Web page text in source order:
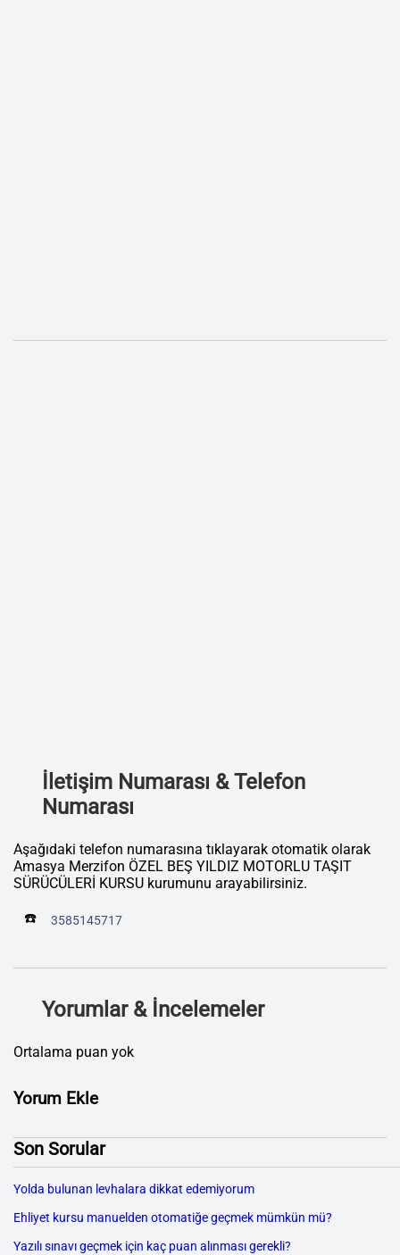
İletişim Numarası & Telefon
Numarası
Aşağıdaki telefon numarasına tıklayarak otomatik olarak
Amasya Merzifon ÖZEL BEŞ YILDIZ MOTORLU TAŞIT
SÜRÜCÜLERİ KURSU kurumunu arayabilirsiniz.
☎️ 3585145717
Yorumlar & İncelemeler
Ortalama puan yok
Yorum Ekle
Son Sorular
Yolda bulunan levhalara dikkat edemiyorum
Ehliyet kursu manuelden otomatiğe geçmek mümkün mü?
Yazılı sınavı geçmek için kaç puan alınması gerekli?